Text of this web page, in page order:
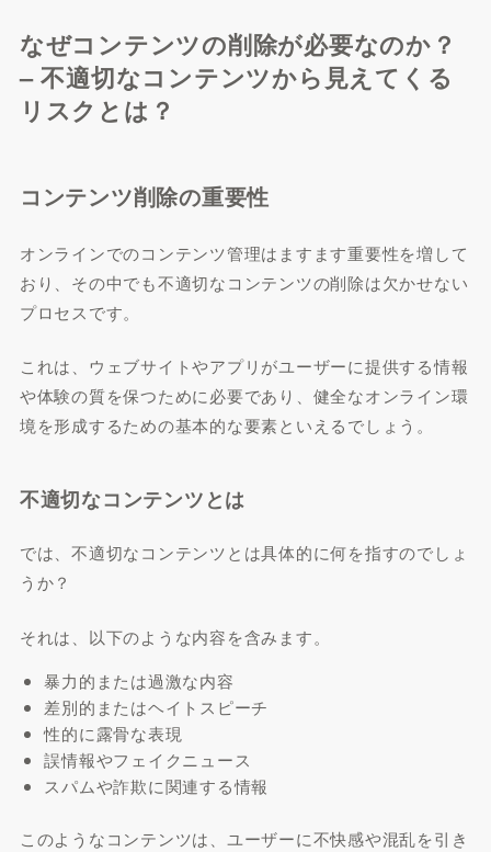
なぜコンテンツの削除が必要なのか？
– 不適切なコンテンツから見えてくる
リスクとは？
コンテンツ削除の重要性
オンラインでのコンテンツ管理はますます重要性を増して
おり、その中でも不適切なコンテンツの削除は欠かせない
プロセスです。
これは、ウェブサイトやアプリがユーザーに提供する情報
や体験の質を保つために必要であり、健全なオンライン環
境を形成するための基本的な要素といえるでしょう。
不適切なコンテンツとは
では、不適切なコンテンツとは具体的に何を指すのでしょ
うか？
それは、以下のような内容を含みます。
暴力的または過激な内容
差別的またはヘイトスピーチ
性的に露骨な表現
誤情報やフェイクニュース
スパムや詐欺に関連する情報
このようなコンテンツは、ユーザーに不快感や混乱を引き